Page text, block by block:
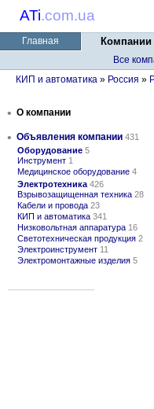
ATi.com.ua
Главная Компании
Все
КИП и автоматика » Россия »
• О компании
• Объявления компании 431
Оборудование 5
Инструмент 1
Медицинское оборудование 4
Электротехника 426
Взрывозащищенная техника 28
Кабели и провода 23
КИП и автоматика 341
Низковольтная аппаратура 16
Светотехническая продукция 2
Электроинструмент 11
Электромонтажные изделия 5